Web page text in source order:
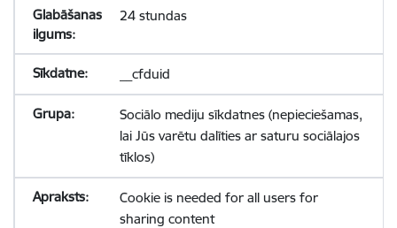
24 stundas
__cfduid
Sociālo mediju sīkdatnes (nepieciešamas,
lai Jūs varētu dalīties ar saturu sociālajos
tīklos)
Cookie is needed for all users for
sharing content